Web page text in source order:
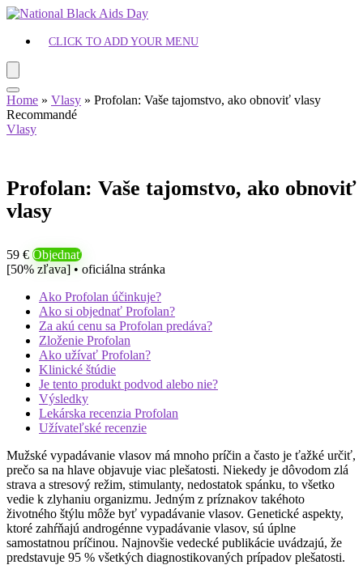
CLICK TO ADD YOUR MENU
Home » Vlasy » Profolan: Vaše tajomstvo, ako obnoviť vlasy
Recommandé
Vlasy
Profolan: Vaše tajomstvo, ako obnoviť
vlasy
59 € Objednať
[50% zľava] • oficiálna stránka
Ako Profolan účinkuje?
Ako si objednať Profolan?
Za akú cenu sa Profolan predáva?
Zloženie Profolan
Ako užívať Profolan?
Klinické štúdie
Je tento produkt podvod alebo nie?
Výsledky
Lekárska recenzia Profolan
Užívateľské recenzie
Mužské vypadávanie vlasov má mnoho príčin a často je ťažké určiť,
prečo sa na hlave objavuje viac plešatosti. Niekedy je dôvodom zlá
strava a stresový režim, stimulanty, nedostatok spánku, to všetko
vedie k zlyhaniu organizmu. Jedným z príznakov takéhoto
životného štýlu môže byť vypadávanie vlasov. Genetické aspekty,
ktoré zahŕňajú androgénne vypadávanie vlasov, sú úplne
samostatnou príčinou. Najnovšie vedecké publikácie uvádzajú, že
predstavuje 95 % všetkých diagnostikovaných prípadov plešatosti.